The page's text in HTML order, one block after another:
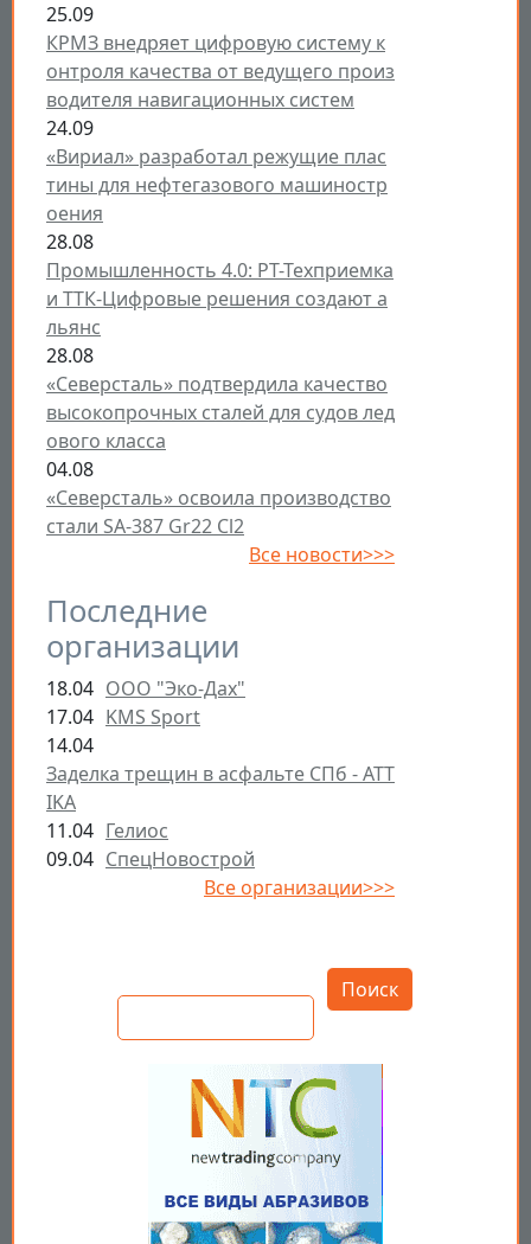
25.09
КРМЗ внедряет цифровую систему к
онтроля качества от ведущего произ
водителя навигационных систем
24.09
«Вириал» разработал режущие плас
тины для нефтегазового машиностр
оения
28.08
Промышленность 4.0: РТ-Техприемка
и ТТК-Цифровые решения создают а
льянс
28.08
«Северсталь» подтвердила качество
высокопрочных сталей для судов лед
ового класса
04.08
«Северсталь» освоила производство
стали SA-387 Gr22 Cl2
Все новости>>>
Последние
организации
18.04 ООО "Эко-Дах"
17.04 KMS Sport
14.04
Заделка трещин в асфальте СПб - ATT
IKA
11.04 Гелиос
09.04 СпецНовострой
Все организации>>>